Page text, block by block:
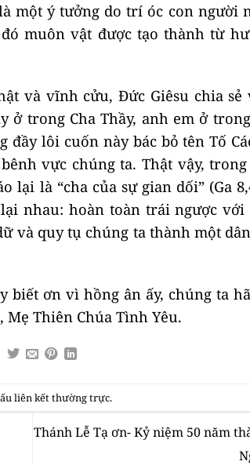
một ý tưởng do trí óc con người
muôn vật được tạo thành từ
và vĩnh cửu, Đức Giêsu chia sẻ
ở trong Cha Thầy, anh em ở
đầy lôi cuốn này bác bỏ tên Tố
vực chúng ta. Thật vậy,
lại là “cha của sự gian dối” (Ga
nhau: hoàn toàn trái ngược với
và quy tụ chúng ta thành một
ơn vì hồng ân ấy, chúng ta
Thiên Chúa Tình Yêu.
liên kết thường trực.
Thánh Lễ Tạ ơn- Kỷ niệm 50 năm